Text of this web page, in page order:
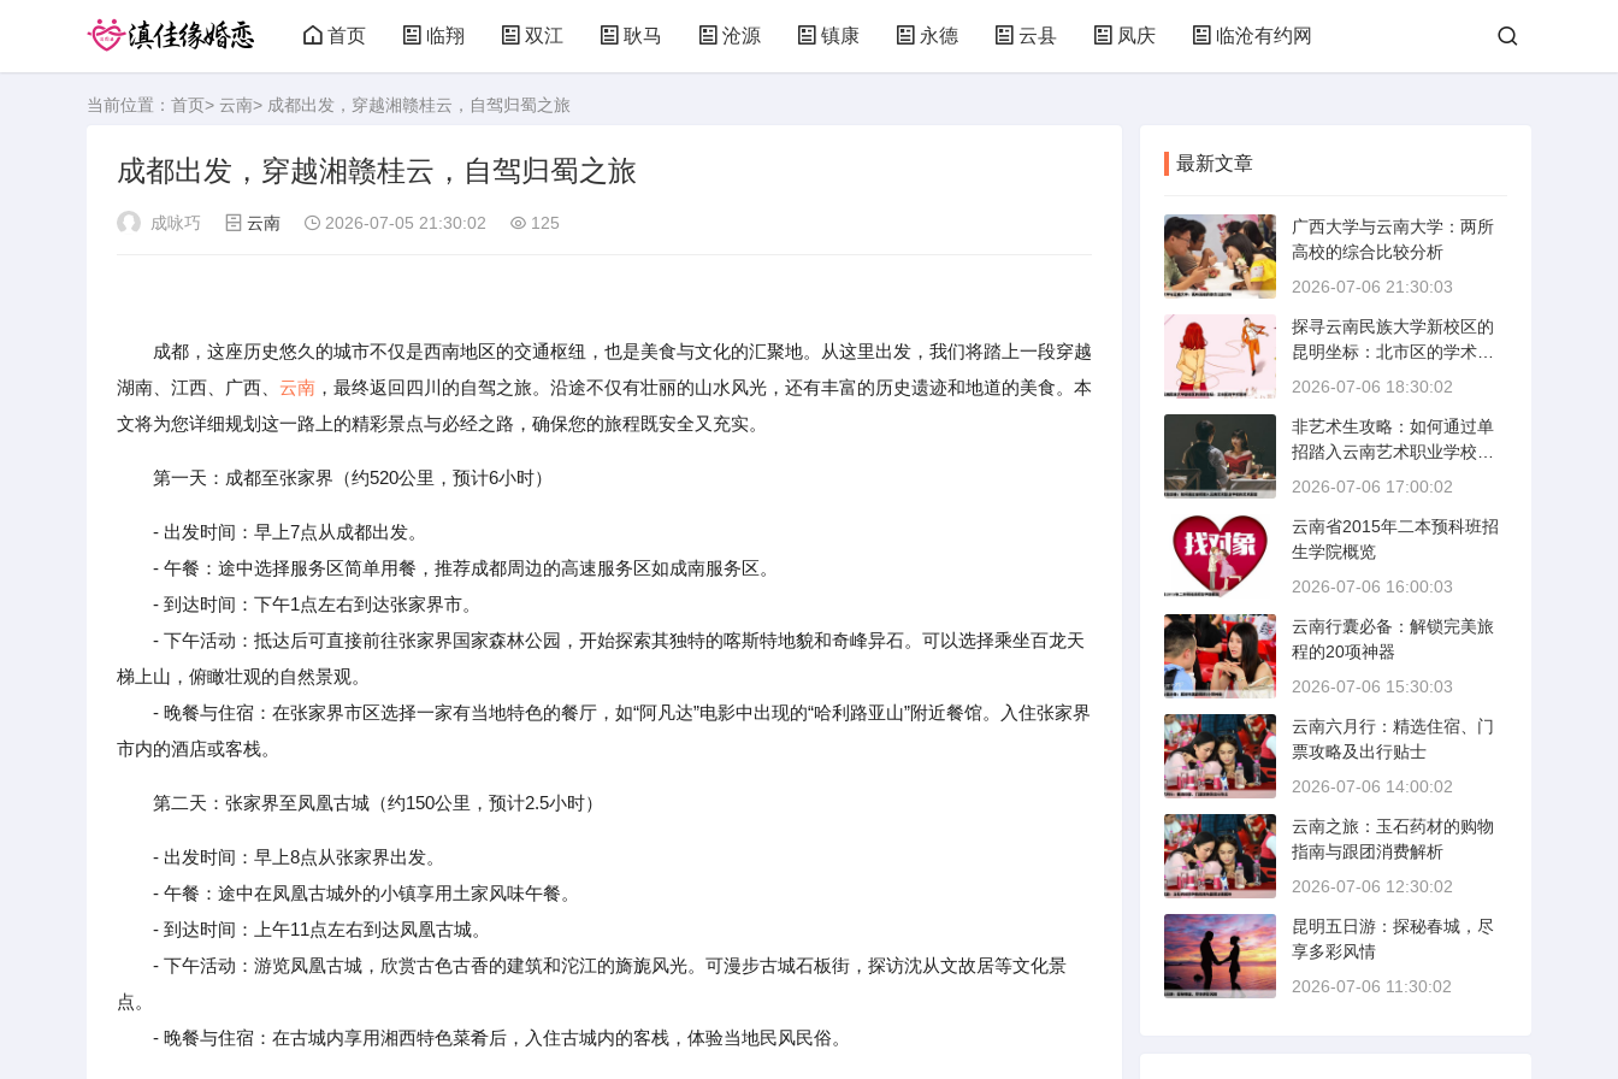
首页 临翔 双江 耿马 沧源 镇康 永德 云县 凤庆 临沧有约网
当前位置： 首页> 云南> 成都出发，穿越湘赣桂云，自驾归蜀之旅
成都出发，穿越湘赣桂云，自驾归蜀之旅
成咏巧 云南 2026-07-05 21:30:02 125
成都，这座历史悠久的城市不仅是西南地区的交通枢纽，也是美食与文化的汇聚地。从这里出发，我们将踏上一段穿越
湖南、江西、广西、 云南 ，最终返回四川的自驾之旅。沿途不仅有壮丽的山水风光，还有丰富的历史遗迹和地道的美食。本
文将为您详细规划这一路上的精彩景点与必经之路，确保您的旅程既安全又充实。
第一天：成都至张家界（约520公里，预计6小时）
- 出发时间：早上7点从成都出发。
- 午餐：途中选择服务区简单用餐，推荐成都周边的高速服务区如成南服务区。
- 到达时间：下午1点左右到达张家界市。
- 下午活动：抵达后可直接前往张家界国家森林公园，开始探索其独特的喀斯特地貌和奇峰异石。可以选择乘坐百龙天
梯上山，俯瞰壮观的自然景观。
- 晚餐与住宿：在张家界市区选择一家有当地特色的餐厅，如“阿凡达”电影中出现的“哈利路亚山”附近餐馆。入住张家界
市内的酒店或客栈。
第二天：张家界至凤凰古城（约150公里，预计2.5小时）
- 出发时间：早上8点从张家界出发。
- 午餐：途中在凤凰古城外的小镇享用土家风味午餐。
- 到达时间：上午11点左右到达凤凰古城。
- 下午活动：游览凤凰古城，欣赏古色古香的建筑和沱江的旖旎风光。可漫步古城石板街，探访沈从文故居等文化景
点。
- 晚餐与住宿：在古城内享用湘西特色菜肴后，入住古城内的客栈，体验当地民风民俗。
最新文章
广西大学与云南大学：两所
高校的综合比较分析
2026-07-06 21:30:03
探寻云南民族大学新校区的
昆明坐标：北市区的学术绿
洲
2026-07-06 18:30:02
非艺术生攻略：如何通过单
招踏入云南艺术职业学校的
艺术殿堂
2026-07-06 17:00:02
云南省2015年二本预科班招
生学院概览
2026-07-06 16:00:03
云南行囊必备：解锁完美旅
程的20项神器
2026-07-06 15:30:03
云南六月行：精选住宿、门
票攻略及出行贴士
2026-07-06 14:00:02
云南之旅：玉石药材的购物
指南与跟团消费解析
2026-07-06 12:30:02
昆明五日游：探秘春城，尽
享多彩风情
2026-07-06 11:30:02